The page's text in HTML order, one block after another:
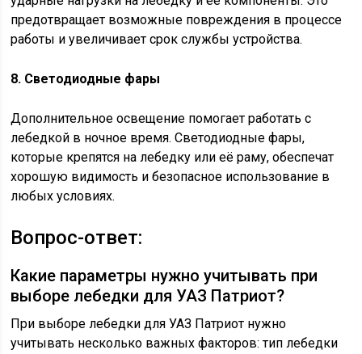
предотвращает возможные повреждения в процессе
работы и увеличивает срок службы устройства.
8. Светодиодные фары
Дополнительное освещение помогает работать с
лебедкой в ночное время. Светодиодные фары,
которые крепятся на лебедку или её раму, обеспечат
хорошую видимость и безопасное использование в
любых условиях.
Вопрос-ответ:
Какие параметры нужно учитывать при
выборе лебедки для УАЗ Патриот?
При выборе лебедки для УАЗ Патриот нужно
учитывать несколько важных факторов: тип лебедки